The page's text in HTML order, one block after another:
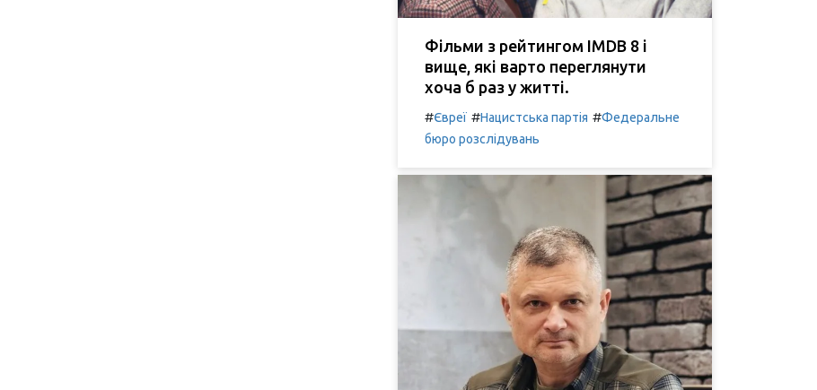
Фільми з рейтингом IMDB 8 і
вище, які варто переглянути
хоча б раз у житті.
#Євреї #Нацистська партія #Федеральне
бюро розслідувань